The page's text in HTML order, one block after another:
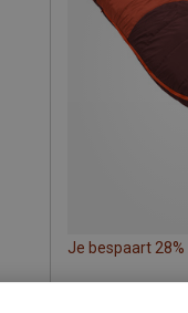
Je bespaart 28%